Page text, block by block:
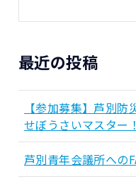
最近の投稿
【参加募集】芦別
せぼうさいマスター！
芦別青年会議所への